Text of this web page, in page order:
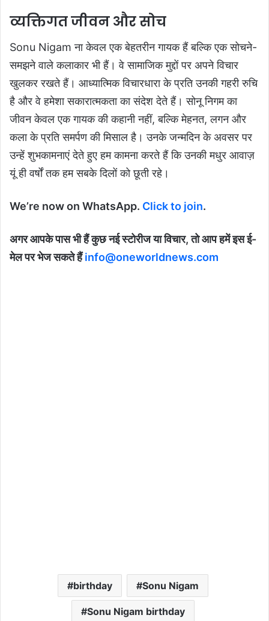
व्यक्तिगत जीवन और सोच
Sonu Nigam ना केवल एक बेहतरीन गायक हैं बल्कि एक सोचने-
समझने वाले कलाकार भी हैं। वे सामाजिक मुद्दों पर अपने विचार
खुलकर रखते हैं। आध्यात्मिक विचारधारा के प्रति उनकी गहरी रुचि
है और वे हमेशा सकारात्मकता का संदेश देते हैं। सोनू निगम का
जीवन केवल एक गायक की कहानी नहीं, बल्कि मेहनत, लगन और
कला के प्रति समर्पण की मिसाल है। उनके जन्मदिन के अवसर पर
उन्हें शुभकामनाएं देते हुए हम कामना करते हैं कि उनकी मधुर आवाज़
यूं ही वर्षों तक हम सबके दिलों को छूती रहे।
We’re now on WhatsApp. Click to join.
अगर आपके पास भी हैं कुछ नई स्टोरीज या विचार, तो आप हमें इस ई-
मेल पर भेज सकते हैंinfo@oneworldnews.com
birthday Sonu Nigam
Sonu Nigam birthday